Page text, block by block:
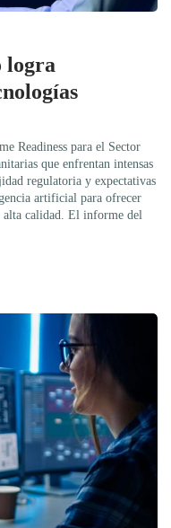
logra
Readiness para el Sector
que enfrentan intensas
regulatoria y expectativas
artificial para ofrecer
alta calidad. El informe del